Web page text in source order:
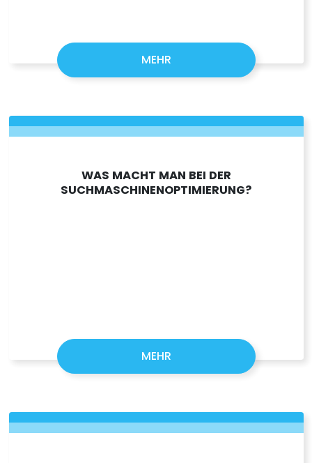
MEHR
WAS MACHT MAN BEI DER
SUCHMASCHINENOPTIMIERUNG?
MEHR